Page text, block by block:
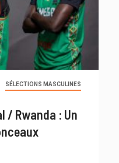
SÉLECTIONS MASCULINES
/ Rwanda : Un